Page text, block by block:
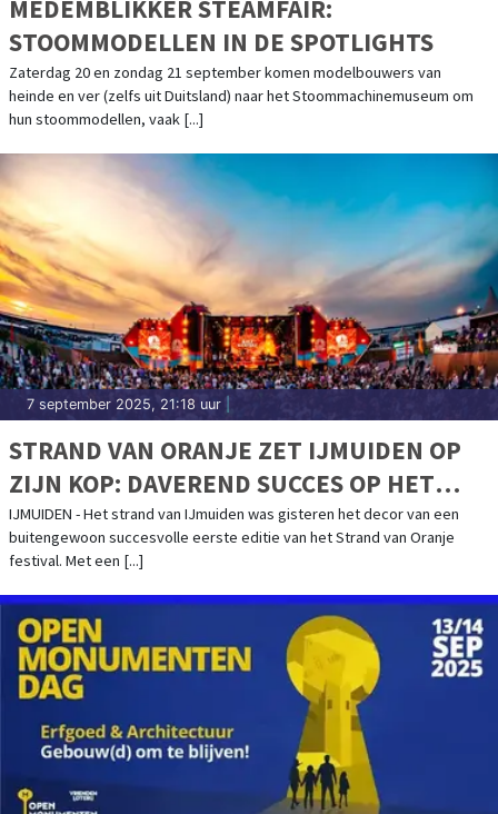
MEDEMBLIKKER STEAMFAIR:
STOOMMODELLEN IN DE SPOTLIGHTS
Zaterdag 20 en zondag 21 september komen modelbouwers van
heinde en ver (zelfs uit Duitsland) naar het Stoommachinemuseum om
hun stoommodellen, vaak [...]
7 september 2025, 21:18 uur
STRAND VAN ORANJE ZET IJMUIDEN OP
ZIJN KOP: DAVEREND SUCCES OP HET
STRAND SMAAKT NAAR MEER, EDITIE 2026
AANGEKONDIGD
IJMUIDEN - Het strand van IJmuiden was gisteren het decor van een
buitengewoon succesvolle eerste editie van het Strand van Oranje
festival. Met een [...]